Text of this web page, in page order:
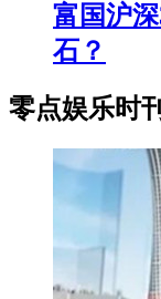
富国沪
石？
零点娱乐时